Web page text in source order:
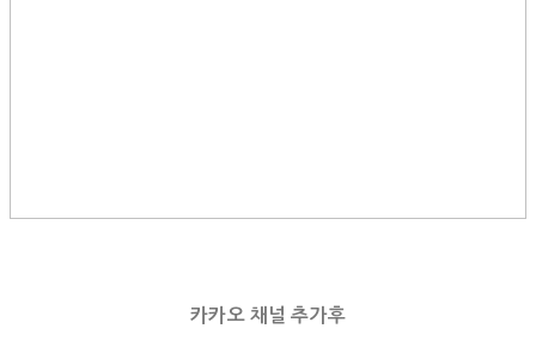
카카오 채널 추가후